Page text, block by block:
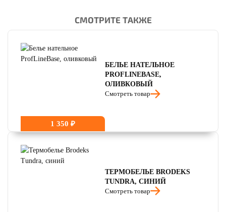
4.5
СМОТРИТЕ ТАКЖЕ
1 350 ₽
БЕЛЬЕ НАТЕЛЬНОЕ
PROFLINEBASE,
ОЛИВКОВЫЙ
Смотреть товар
ТЕРМОБЕЛЬЕ BRODEKS
TUNDRA, СИНИЙ
Смотреть товар